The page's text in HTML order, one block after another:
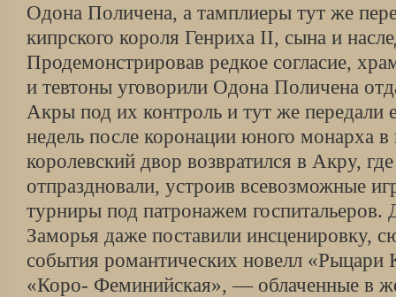
Одона Поличена, а тамплиеры тут же
кипрского короля Генриха II, сына и
Продемонстрировав редкое согласие,
и тевтоны уговорили Одона Поличена
Акры под их контроль и тут же передали
недель после коронации юного монарха в
королевский двор возвратился в Акру,
отпраздновали, устроив всевозможные
турниры под патронажем госпитальеров.
Заморья даже поставили инсценировку,
события романтических новелл «Рыцари
«Коро- Феминийская», — облаченные в